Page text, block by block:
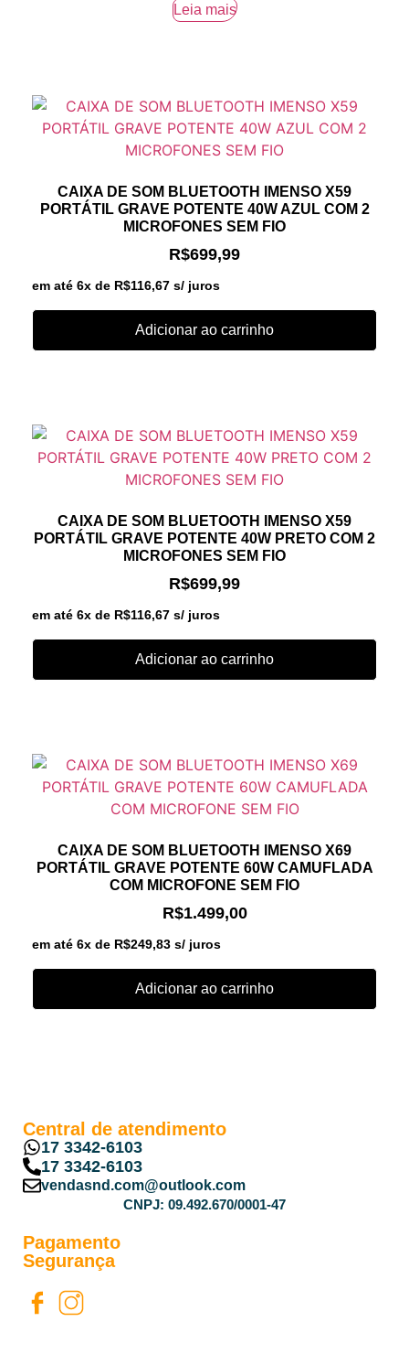
Leia mais
CAIXA DE SOM BLUETOOTH IMENSO X59
PORTÁTIL GRAVE POTENTE 40W AZUL COM 2
MICROFONES SEM FIO
R$699,99
em até 6x de R$116,67 s/ juros
Adicionar ao carrinho
CAIXA DE SOM BLUETOOTH IMENSO X59
PORTÁTIL GRAVE POTENTE 40W PRETO COM 2
MICROFONES SEM FIO
R$699,99
em até 6x de R$116,67 s/ juros
Adicionar ao carrinho
CAIXA DE SOM BLUETOOTH IMENSO X69
PORTÁTIL GRAVE POTENTE 60W CAMUFLADA
COM MICROFONE SEM FIO
R$1.499,00
em até 6x de R$249,83 s/ juros
Adicionar ao carrinho
Central de atendimento
17 3342-6103
17 3342-6103
vendasnd.com@outlook.com
CNPJ: 09.492.670/0001-47
Pagamento
Segurança